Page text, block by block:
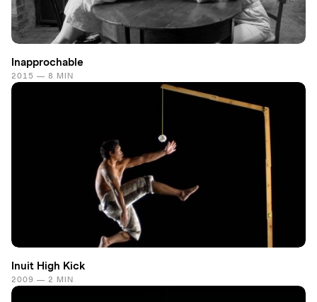
Inapprochable
2015 — 8 MIN
Inuit High Kick
2009 — 2 MIN